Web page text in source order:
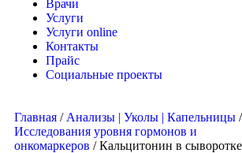
Врачи
Услуги
Услуги online
Контакты
Прайс
Социальные проекты
Главная / Анализы | Уколы | Капельницы /
Исследования уровня гормонов и
онкомаркеров / Кальцитонин в сыворотке